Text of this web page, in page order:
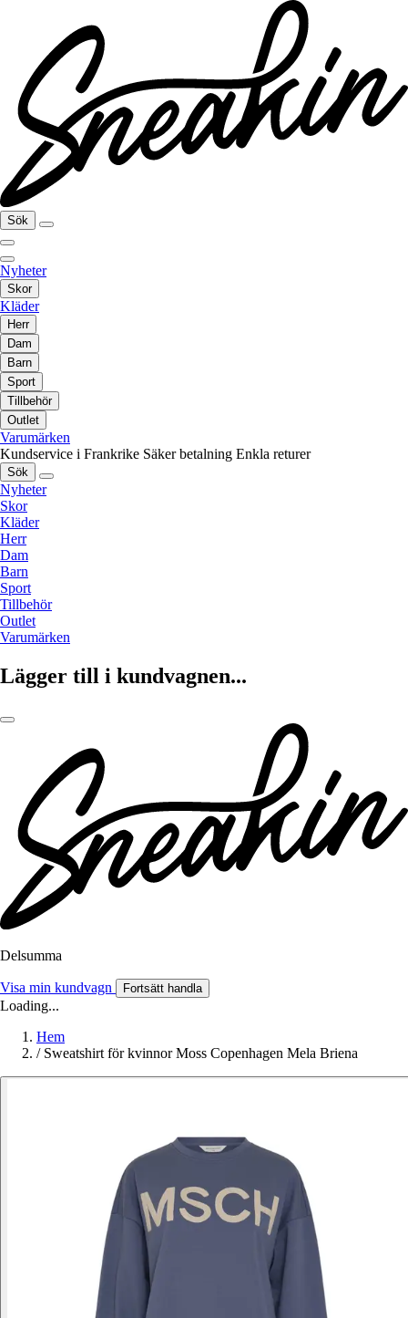
Sök
Nyheter
Skor
Kläder
Herr
Dam
Barn
Sport
Tillbehör
Outlet
Varumärken
Kundservice i Frankrike Säker betalning Enkla returer
Sök
Nyheter
Skor
Kläder
Herr
Dam
Barn
Sport
Tillbehör
Outlet
Varumärken
Lägger till i kundvagnen...
Delsumma
Visa min kundvagn Fortsätt handla
Loading...
Hem
/ Sweatshirt för kvinnor Moss Copenhagen Mela Briena